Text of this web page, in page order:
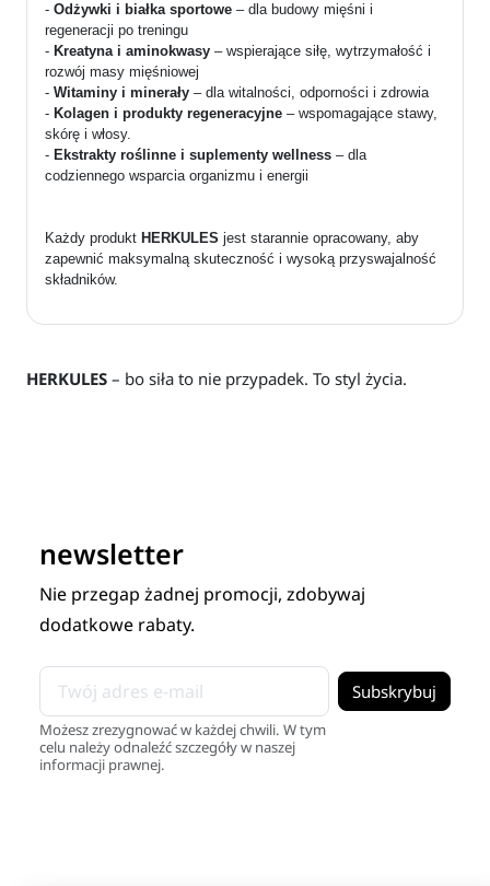
- Odżywki i białka sportowe – dla budowy mięśni i
regeneracji po treningu
- Kreatyna i aminokwasy – wspierające siłę, wytrzymałość i
rozwój masy mięśniowej
- Witaminy i minerały – dla witalności, odporności i zdrowia
- Kolagen i produkty regeneracyjne – wspomagające stawy,
skórę i włosy.
- Ekstrakty roślinne i suplementy wellness – dla
codziennego wsparcia organizmu i energii
Każdy produkt HERKULES jest starannie opracowany, aby
zapewnić maksymalną skuteczność i wysoką przyswajalność
składników.
HERKULES – bo siła to nie przypadek. To styl życia.
newsletter
Nie przegap żadnej promocji, zdobywaj
dodatkowe rabaty.
Możesz zrezygnować w każdej chwili. W tym
celu należy odnaleźć szczegóły w naszej
informacji prawnej.